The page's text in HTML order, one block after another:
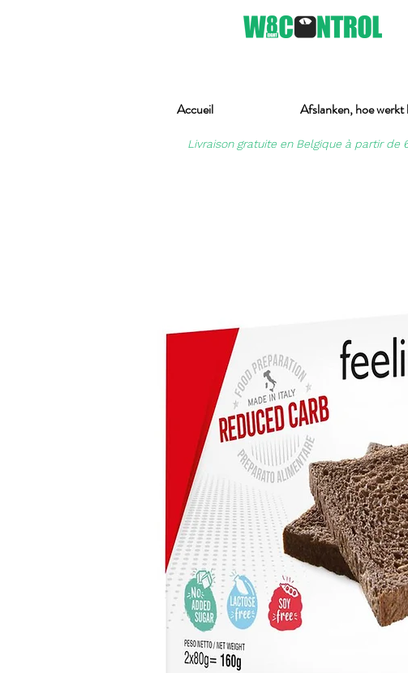
Accueil Afslanken, hoe werkt
Livraison gratuite en Belgique à partir de